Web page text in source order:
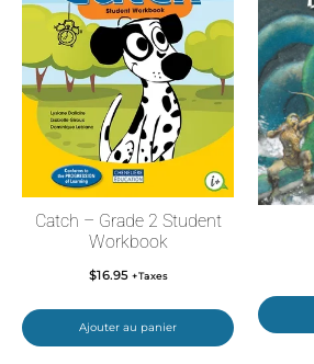
Catch – Grade 2 Student
Workbook
$16.95 +Taxes
Ajouter au panier